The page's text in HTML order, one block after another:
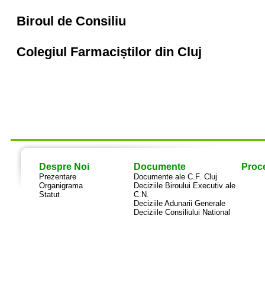
Biroul de Consiliu
Colegiul Farmaciștilor din Cluj
Despre Noi
Prezentare
Organigrama
Statut
Documente
Documente ale C.F. Cluj
Deciziile Biroului Executiv ale
C.N.
Deciziile Adunarii Generale
Deciziile Consiliului National